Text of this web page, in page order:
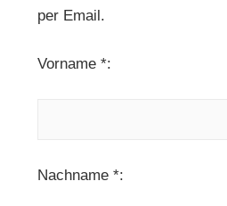
per Email.
Vorname *:
Nachname *: